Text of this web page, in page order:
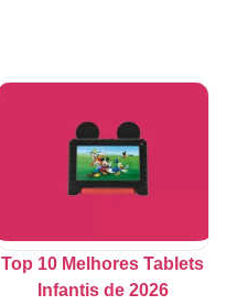
Top 10 Melhores Tablets
Infantis de 2026